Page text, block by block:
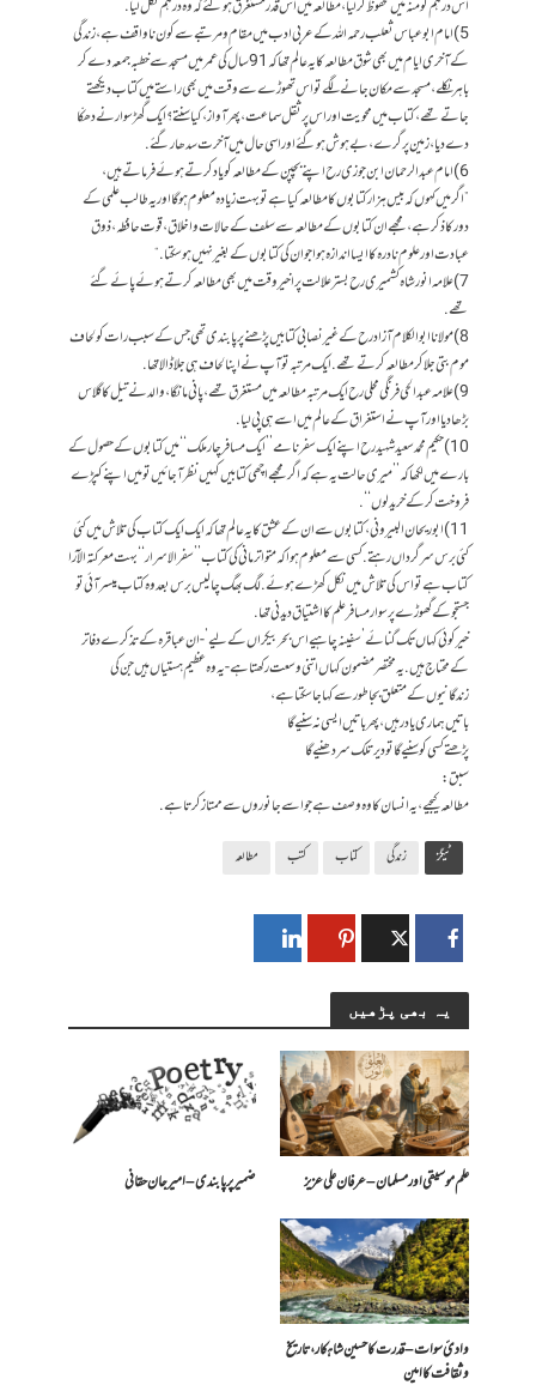
اس درہم کو منہ میں محفوظ کرلیا، مطالعہ میں اس قدر مستغرق ہوگئے کہ وہ درہم نگل لیا.
5) امام ابو عباس ثعلب رحمہ اللہ کے عربی ادب میں مقام و مرتبے سے کون ناواقف ہے، زندگی
کے آخری ایام میں بھی شوق مطالعہ کا یہ عالم تھا کہ 91 سال کی عمر میں مسجد سے خطبہ جمعہ دے کر
باہر نکلے، مسجد سے مکان جانے لگے تو اس تھوڑے سے وقت میں بھی راستے میں کتاب دیکھتے
جاتے تھے، کتاب میں محویت اور اس پر ثقل سماعت، پھر آواز، کیا سنتے؟ ایک گھڑ سوار نے دھکّا
دے دیا، زمین پر گرے، بے ہوش ہوگئے اور اسی حال میں آخرت سدھار گئے.
6) امام عبدالرحمان ابن جوزی رح اپنے بچپن کے مطالعہ کو یاد کرتے ہوئے فرماتے ہیں،
” اگر میں کہوں کہ بیس ہزار کتابوں کا مطالعہ کیا ہے تو بہت زیادہ معلوم ہوگا اور یہ طالب علمی کے
دور کا ذکر ہے، مجھے ان کتابوں کے مطالعہ سے سلف کے حالات واخلاق، قوت حافظہ، ذوق
عبادت اور علوم نادرہ کا ایسا اندازہ ہوا جو ان کی کتابوں کے بغیر نہیں ہو سکتا.“
7) علامہ انور شاہ کشمیری رح بستر علالت پر اخیر وقت میں بھی مطالعہ کرتے ہوئے پائے گئے
تھے.
8) مولاناابوالکلام آزاد رح کےغیرنصابی کتابیں پڑھنے پر پابندی تھی جس کے سبب رات کولحاف
موم بتی جلا کر مطالعہ کرتے تھے. ایک مرتبہ تو آپ نے اپنا لحاف ہی جلا ڈالا تھا.
9) علامہ عبدالحی فرنگی محلی رح ایک مرتبہ مطالعہ میں مستغرق تھے، پانی مانگا، والد نے تیل کاگلاس
بڑھا دیا اور آپ نے استغراق کے عالم میں اسے ہی پی لیا.
10) حکیم محمد سعید شہید رح اپنے ایک سفرنامے’’ایک مسافر چار ملک‘‘ میں کتابوں کے حصول کے
بارے میں لکھا کہ ’’میری حالت یہ ہے کہ اگر مجھے اچھی کتابیں کہیں نظر آجائیں تو میں اپنے کپڑے
فروخت کر کے خرید لوں‘‘.
11) ابوریحان البیرونی، کتابوں سے ان کے عشق کا یہ عالم تھا کہ ایک ایک کتاب کی تلاش میں کئی
کئی برس سرگرداں رہتے. کسی سے معلوم ہوا کہ متواتر مانی کی کتاب ’’سفرالاسرار‘‘ بہت معرکتہ الآرا
کتاب ہے تو اس کی تلاش میں نکل کھڑے ہوئے. لگ بھگ چالیس برس بعد وہ کتاب میسر آئی تو
جستجو کے گھوڑے پر سوار مسافر علم کا اشتیاق دیدنی تھا.
خیرکوئی کہاں تک گنائے’ سفینہ چاہیے اس بحر بیکراں کےلیے’- ان عباقرہ کے تذکرے دفاتر
کے محتاج ہیں. یہ مختصر مضمون کہاں اتنی وسعت رکھتاہے- یہ وہ عظیم ہستیاں ہیں جن کی
زندگانیوں کےمتعلق بجا طور سے کہا جا سکتا ہے،
باتیں ہماری یاد رہیں، پھر باتیں ایسی نہ سنیےگا
پڑھتے کسی کوسنیےگا تو دیر تلک سر دھنیےگا
سبق:
مطالعہ کیجیے، یہ انسان کا وہ وصف ہے جو اسے جانوروں سے ممتاز کرتا ہے.
ٹیگز زندگی کتاب کتب مطالعہ
یہ بھی پڑھیں
علم موسیقی اور مسلمان – عرفان علی عزیز ضمیر پر پابندی – امیرجان حقانی
وادیٔ سوات – قدرت کا حسین شاہکار، تاریخ
و ثقافت کا امین